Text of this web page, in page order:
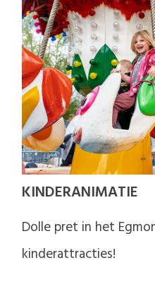
KINDERANIMATIE
Dolle pret in het
kinderattracties!